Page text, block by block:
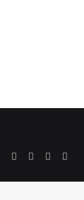
FacebookYouTube